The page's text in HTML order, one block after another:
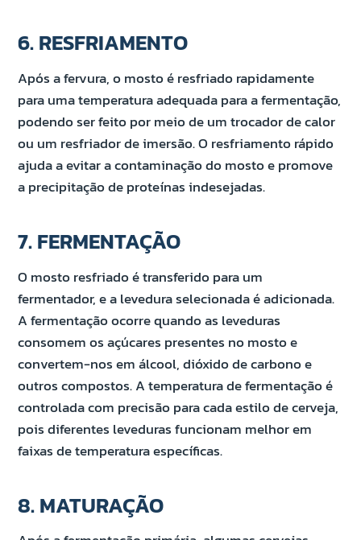
6. RESFRIAMENTO
Após a fervura, o mosto é resfriado rapidamente
para uma temperatura adequada para a fermentação,
podendo ser feito por meio de um trocador de calor
ou um resfriador de imersão. O resfriamento rápido
ajuda a evitar a contaminação do mosto e promove
a precipitação de proteínas indesejadas.
7. FERMENTAÇÃO
O mosto resfriado é transferido para um
fermentador, e a levedura selecionada é adicionada.
A fermentação ocorre quando as leveduras
consomem os açúcares presentes no mosto e
convertem-nos em álcool, dióxido de carbono e
outros compostos. A temperatura de fermentação é
controlada com precisão para cada estilo de cerveja,
pois diferentes leveduras funcionam melhor em
faixas de temperatura específicas.
8. MATURAÇÃO